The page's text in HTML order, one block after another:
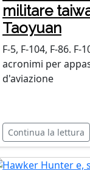
militare
Taoyuan
F-5, F-104, F-86. F-
acronimi per
d'aviazione
Continua la lettura